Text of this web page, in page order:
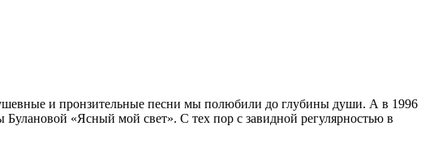
и пронзительные песни мы полюбили до глубины души. А в 1996
Булановой «Ясный мой свет». С тех пор с завидной регулярностью в